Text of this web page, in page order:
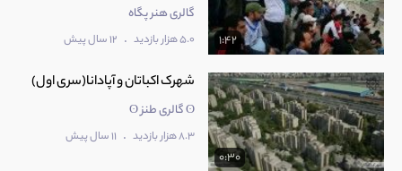
1:42
گالری هنر پگاه
5.0 هزار بازدید . 12 سال پیش
0:30
شهرک اکباتان و آپادانا(سری اول)
ʘ گالری طنز ʘ
8.3 هزار بازدید . 11 سال پیش